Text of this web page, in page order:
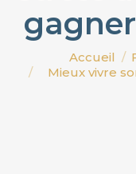
Vous êtes ici :
Accueil
Mieux vivre